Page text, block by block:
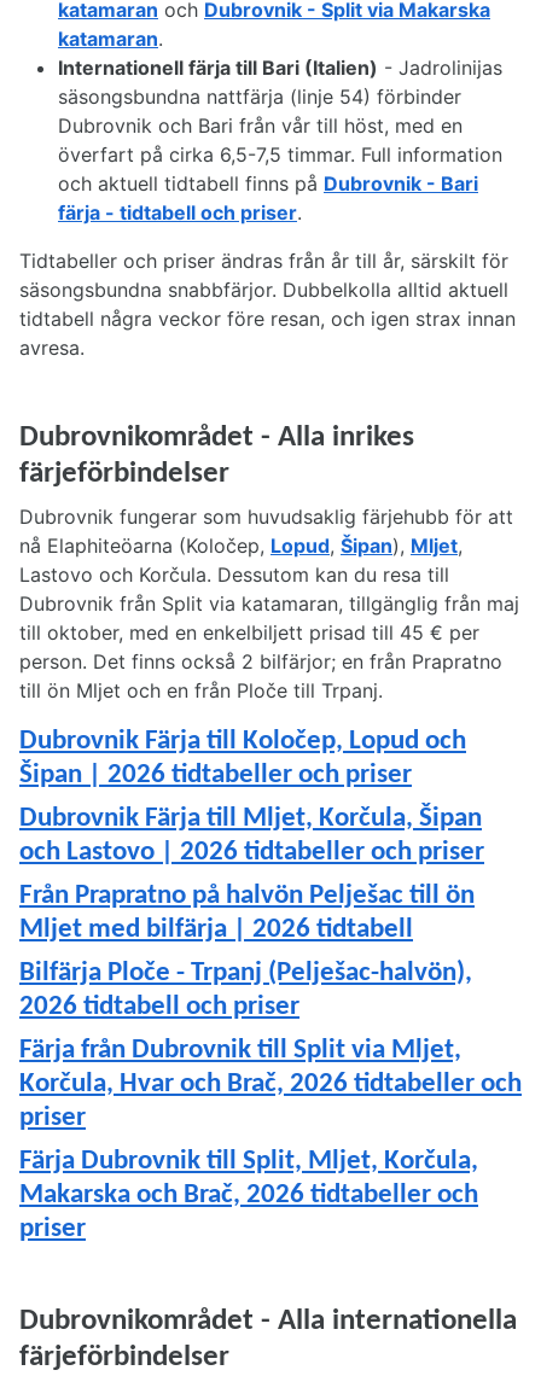
katamaran och Dubrovnik - Split via Makarska
katamaran.
Internationell färja till Bari (Italien) - Jadrolinijas
säsongsbundna nattfärja (linje 54) förbinder
Dubrovnik och Bari från vår till höst, med en
överfart på cirka 6,5-7,5 timmar. Full information
och aktuell tidtabell finns på Dubrovnik - Bari
färja - tidtabell och priser.
Tidtabeller och priser ändras från år till år, särskilt för
säsongsbundna snabbfärjor. Dubbelkolla alltid aktuell
tidtabell några veckor före resan, och igen strax innan
avresa.
Dubrovnikområdet - Alla inrikes
färjeförbindelser
Dubrovnik fungerar som huvudsaklig färjehubb för att
nå Elaphiteöarna (Koločep, Lopud, Šipan), Mljet,
Lastovo och Korčula. Dessutom kan du resa till
Dubrovnik från Split via katamaran, tillgänglig från maj
till oktober, med en enkelbiljett prisad till 45 € per
person. Det finns också 2 bilfärjor; en från Prapratno
till ön Mljet och en från Ploče till Trpanj.
Dubrovnik Färja till Koločep, Lopud och
Šipan | 2026 tidtabeller och priser
Dubrovnik Färja till Mljet, Korčula, Šipan
och Lastovo | 2026 tidtabeller och priser
Från Prapratno på halvön Pelješac till ön
Mljet med bilfärja | 2026 tidtabell
Bilfärja Ploče - Trpanj (Pelješac-halvön),
2026 tidtabell och priser
Färja från Dubrovnik till Split via Mljet,
Korčula, Hvar och Brač, 2026 tidtabeller och
priser
Färja Dubrovnik till Split, Mljet, Korčula,
Makarska och Brač, 2026 tidtabeller och
priser
Dubrovnikområdet - Alla internationella
färjeförbindelser